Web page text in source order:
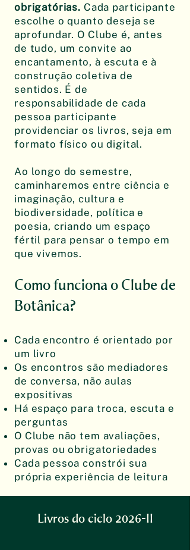
obrigatórias. Cada participante
escolhe o quanto deseja se
aprofundar. O Clube é, antes
de tudo, um convite ao
encantamento, à escuta e à
construção coletiva de
sentidos. É de
responsabilidade de cada
pessoa participante
providenciar os livros, seja em
formato físico ou digital.
Ao longo do semestre,
caminharemos entre ciência e
imaginação, cultura e
biodiversidade, política e
poesia, criando um espaço
fértil para pensar o tempo em
que vivemos.
Como funciona o Clube de
Botânica?
Cada encontro é orientado por
um livro
Os encontros são mediadores
de conversa, não aulas
expositivas
Há espaço para troca, escuta e
perguntas
O Clube não tem avaliações,
provas ou obrigatoriedades
Cada pessoa constrói sua
própria experiência de leitura
Livros do ciclo 2026-II